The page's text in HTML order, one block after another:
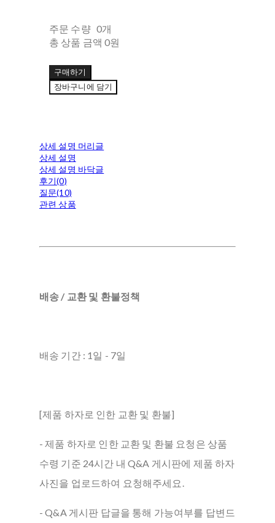
주문 수량 0개
총 상품 금액 0원
구매하기
장바구니에 담기
상세 설명 머리글
상세 설명
상세 설명 바닥글
후기(0)
질문(10)
관련 상품
배송 / 교환 및 환불정책
배송 기간 : 1일 - 7일
[제품 하자로 인한 교환 및 환불]
- 제품 하자로 인한 교환 및 환불 요청은 상품
수령 기준 24시간 내 Q&A 게시판에 제품 하자
사진을 업로드하여 요청해주세요.
- Q&A 게시판 답글을 통해 가능여부를 답변드